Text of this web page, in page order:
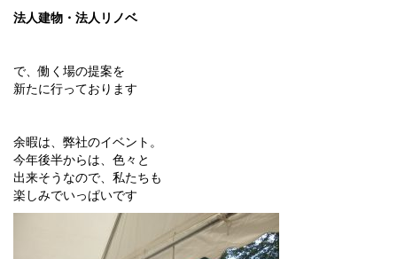
法人建物・法人リノベ
で、働く場の提案を
新たに行っております
余暇は、弊社のイベント。
今年後半からは、色々と
出来そうなので、私たちも
楽しみでいっぱいです